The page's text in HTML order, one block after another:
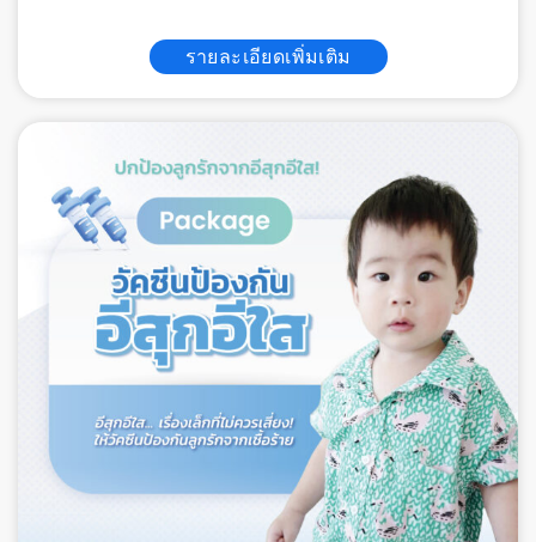
รายละเอียดเพิ่มเติม